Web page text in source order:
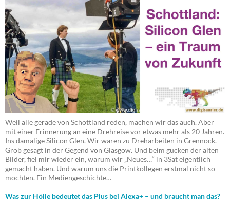
Weil alle gerade von Schottland reden, machen wir das auch. Aber
mit einer Erinnerung an eine Drehreise vor etwas mehr als 20 Jahren.
Ins damalige Silicon Glen. Wir waren zu Dreharbeiten in Grennock.
Grob gesagt in der Gegend von Glasgow. Und beim gucken der alten
Bilder, fiel mir wieder ein, warum wir „Neues…“ in 3Sat eigentlich
gemacht haben. Und warum uns die Printkollegen erstmal nicht so
mochten. Ein Mediengeschichte…
Was zur Hölle bedeutet das Plus bei Alexa+ – und braucht man das?